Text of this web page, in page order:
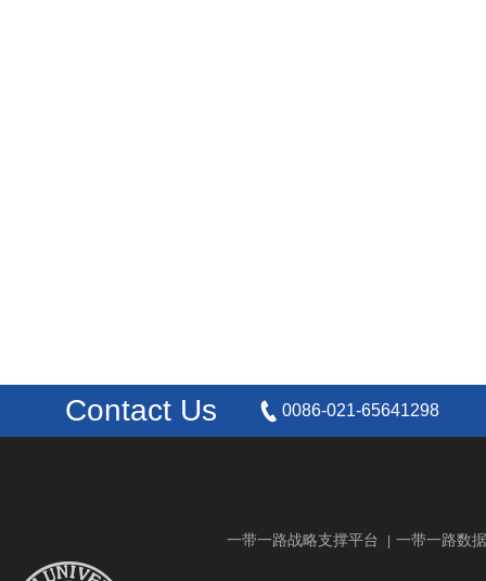
Contact Us 0086-021-65641298
一带一路战略支撑平台 一带一路数